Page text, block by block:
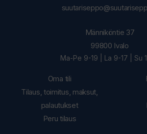
Oma tili
Tilaus, toimitus, maksut,
palautukset
Peru tilaus
Männiköntie 37
99800 Ivalo
Ma-Pe 9-19 | La 9-17 | Su